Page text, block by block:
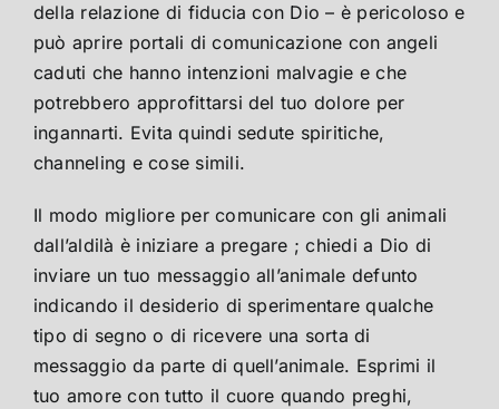
della relazione di fiducia con Dio – è pericoloso e
può aprire portali di comunicazione con angeli
caduti che hanno intenzioni malvagie e che
potrebbero approfittarsi del tuo dolore per
ingannarti. Evita quindi sedute spiritiche,
channeling e cose simili.
Il modo migliore per comunicare con gli animali
dall’aldilà è iniziare a pregare ; chiedi a Dio di
inviare un tuo messaggio all’animale defunto
indicando il desiderio di sperimentare qualche
tipo di segno o di ricevere una sorta di
messaggio da parte di quell’animale. Esprimi il
tuo amore con tutto il cuore quando preghi,